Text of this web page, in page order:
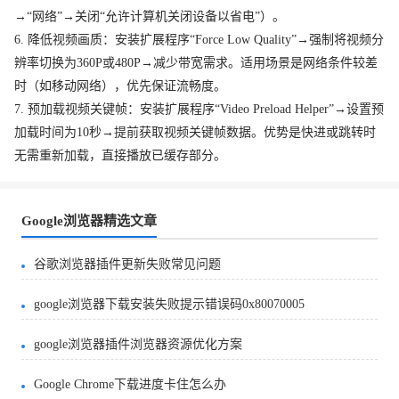
→“网络”→关闭“允许计算机关闭设备以省电”）。
6. 降低视频画质：安装扩展程序“Force Low Quality”→强制将视频分
辨率切换为360P或480P→减少带宽需求。适用场景是网络条件较差
时（如移动网络），优先保证流畅度。
7. 预加载视频关键帧：安装扩展程序“Video Preload Helper”→设置预
加载时间为10秒→提前获取视频关键帧数据。优势是快进或跳转时
无需重新加载，直接播放已缓存部分。
Google浏览器精选文章
谷歌浏览器插件更新失败常见问题
google浏览器下载安装失败提示错误码0x80070005
google浏览器插件浏览器资源优化方案
Google Chrome下载进度卡住怎么办